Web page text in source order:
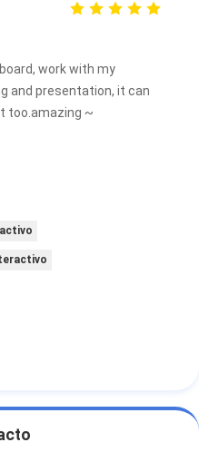
work with my
and presentation, it can
too.amazing ~